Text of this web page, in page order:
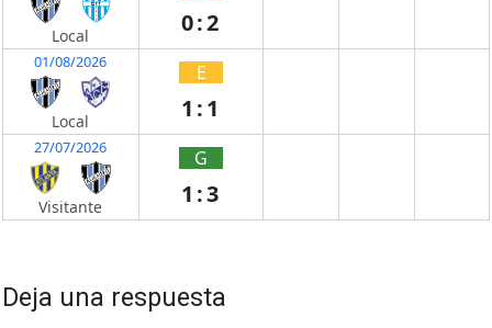
Local 0:2
01/08/2026
Local
E
1:1
27/07/2026
Visitante
G
1:3
Deja una respuesta